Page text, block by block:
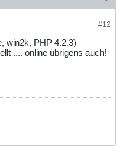
#12
win2k, PHP 4.2.3)
.... online übrigens auch!